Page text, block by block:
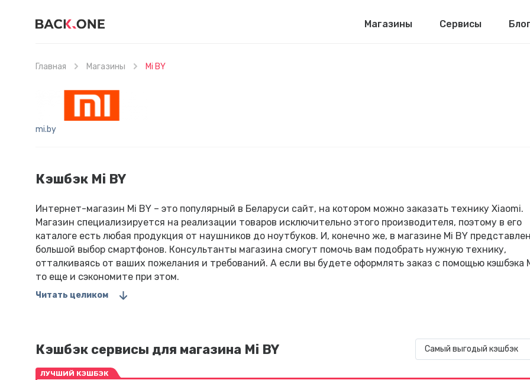
Магазины Сервисы
Главная Магазины Mi BY
mi.by
Кэшбэк Mi BY
Интернет-магазин Mi BY – это популярный в Беларуси сайт, на котором можно заказать технику Xiaomi.
Магазин специализируется на реализации товаров исключительно этого производителя, поэтому в его
каталоге есть любая продукция от наушников до ноутбуков. И, конечно же, в магазине Mi BY
большой выбор смартфонов. Консультанты магазина смогут помочь вам подобрать нужную технику,
отталкиваясь от ваших пожелания и требований. А если вы будете оформлять заказ с помощью кэшбэка
то еще и сэкономите при этом.
Читать целиком
Кэшбэк сервисы для магазина Mi BY Самый выгодый кэшбэк
ЛУЧШИЙ КЭШБЭК